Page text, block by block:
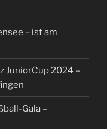
– ist am
JuniorCup 2024 –
Gala –